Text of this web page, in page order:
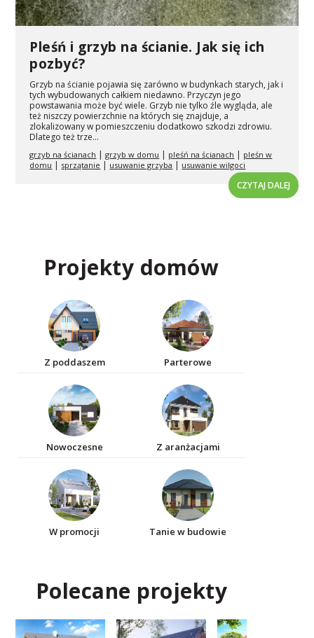
Pleśń i grzyb na ścianie. Jak się ich
pozbyć?
Grzyb na ścianie pojawia się zarówno w budynkach starych, jak i
tych wybudowanych całkiem niedawno. Przyczyn jego
powstawania może być wiele. Grzyb nie tylko źle wygląda, ale
też niszczy powierzchnie na których się znajduje, a
zlokalizowany w pomieszczeniu dodatkowo szkodzi zdrowiu.
Dlatego też trze...
grzyb na ścianach |grzyb w domu pleśń na ścianach
pleśn w
domu
sprzątanie usuwanie grzyba usuwanie wilgoci
CZYTAJ DALEJ
Projekty domów
Z poddaszem Parterowe
Nowoczesne Z aranżacjami
W promocji Tanie w budowie
Polecane projekty